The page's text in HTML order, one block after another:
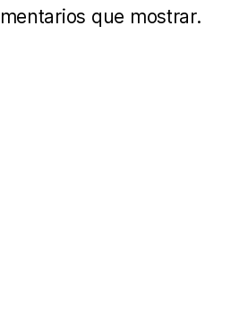
que mostrar.